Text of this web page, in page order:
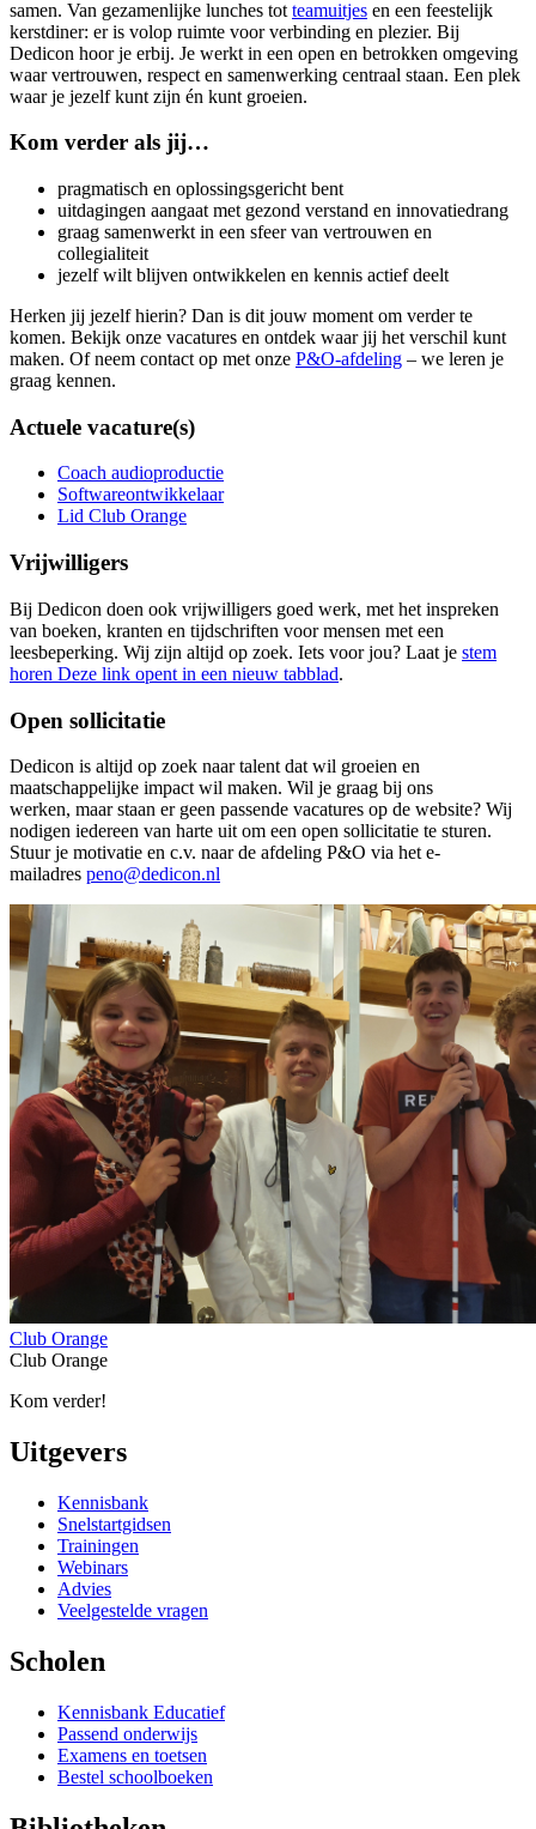
samen. Van gezamenlijke lunches tot teamuitjes en een feestelijk
kerstdiner: er is volop ruimte voor verbinding en plezier. Bij
Dedicon hoor je erbij. Je werkt in een open en betrokken omgeving
waar vertrouwen, respect en samenwerking centraal staan. Een plek
waar je jezelf kunt zijn én kunt groeien.
Kom verder als jij…
pragmatisch en oplossingsgericht bent
uitdagingen aangaat met gezond verstand en innovatiedrang
graag samenwerkt in een sfeer van vertrouwen en
collegialiteit
jezelf wilt blijven ontwikkelen en kennis actief deelt
Herken jij jezelf hierin? Dan is dit jouw moment om verder te
komen. Bekijk onze vacatures en ontdek waar jij het verschil kunt
maken. Of neem contact op met onze P&O-afdeling – we leren je
graag kennen.
Actuele vacature(s)
Coach audioproductie
Softwareontwikkelaar
Lid Club Orange
Vrijwilligers
Bij Dedicon doen ook vrijwilligers goed werk, met het inspreken
van boeken, kranten en tijdschriften voor mensen met een
leesbeperking. Wij zijn altijd op zoek. Iets voor jou? Laat je stem
horen Deze link opent in een nieuw tabblad.
Open sollicitatie
Dedicon is altijd op zoek naar talent dat wil groeien en
maatschappelijke impact wil maken. Wil je graag bij ons
werken, maar staan er geen passende vacatures op de website? Wij
nodigen iedereen van harte uit om een open sollicitatie te sturen.
Stuur je motivatie en c.v. naar de afdeling P&O via het e-
mailadres peno@dedicon.nl
Club Orange
Club Orange
Kom verder!
Uitgevers
Kennisbank
Snelstartgidsen
Trainingen
Webinars
Advies
Veelgestelde vragen
Scholen
Kennisbank Educatief
Passend onderwijs
Examens en toetsen
Bestel schoolboeken